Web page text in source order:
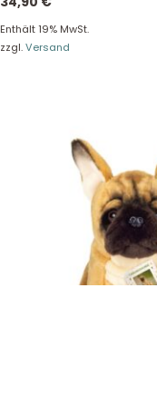
Enthält 19% MwSt.
zzgl.Versand